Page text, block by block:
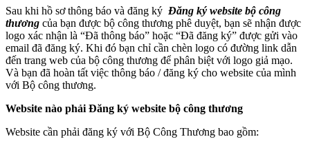
Sau khi hồ sơ thông báo và đăng ký Đăng ký website bộ công
thương của bạn được bộ công thương phê duyệt, bạn sẽ nhận được
logo xác nhận là “Đã thông báo” hoặc “Đã đăng ký” được gửi vào
email đã đăng ký. Khi đó bạn chỉ cần chèn logo có đường link dẫn
đến trang web của bộ công thương để phân biệt với logo giả mạo.
Và bạn đã hoàn tất việc thông báo / đăng ký cho website của mình
với Bộ công thương.
Website nào phải Đăng ký website bộ công thương
Website cần phải đăng ký với Bộ Công Thương bao gồm: